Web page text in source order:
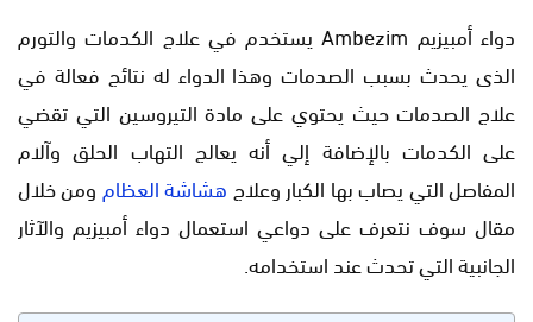
دواء أمبيزيم Ambezim يستخدم في علاج الكدمات والتورم
الذى يحدث بسبب الصدمات وهذا الدواء له نتائج فعالة في
علاج الصدمات حيث يحتوي على مادة التيروسين التي تقضي
على الكدمات بالإضافة إلي أنه يعالج التهاب الحلق وآلام
المفاصل التي يصاب بها الكبار وعلاج هشاشة العظامومن خلال
مقال سوف نتعرف على دواعي استعمال دواء أمبيزيم والآثار
الجانبية التي تحدث عند استخدامه.